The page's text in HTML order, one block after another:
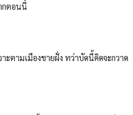
กตอนนี้
ะตามเมืองชายฝั่ง ทว่าบัดนี้คิดจะกวาด